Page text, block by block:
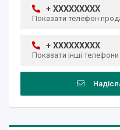
+ XXXXXXXXX
Показати телефон
+ XXXXXXXXX
Показати інші